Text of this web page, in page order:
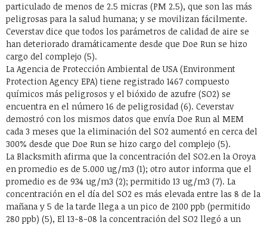
particulado de menos de 2.5 micras (PM 2.5), que son las más
peligrosas para la salud humana; y se movilizan fácilmente.
Ceverstav dice que todos los parámetros de calidad de aire se
han deteriorado dramáticamente desde que Doe Run se hizo
cargo del complejo (5).
La Agencia de Protección Ambiental de USA (Environment
Protection Agency EPA) tiene registrado 1467 compuesto
químicos más peligrosos y el bióxido de azufre (SO2) se
encuentra en el número 16 de peligrosidad (6). Ceverstav
demostró con los mismos datos que envía Doe Run al MEM
cada 3 meses que la eliminación del SO2 aumentó en cerca del
300% desde que Doe Run se hizo cargo del complejo (5).
La Blacksmith afirma que la concentración del SO2.en la Oroya
en promedio es de 5.000 ug/m3 (1); otro autor informa que el
promedio es de 934 ug/m3 (2); permitido 13 ug/m3 (7). La
concentración en el día del SO2 es más elevada entre las 8 de la
mañana y 5 de la tarde llega a un pico de 2100 ppb (permitido
280 ppb) (5), El 13-8-08 la concentración del SO2 llegó a un